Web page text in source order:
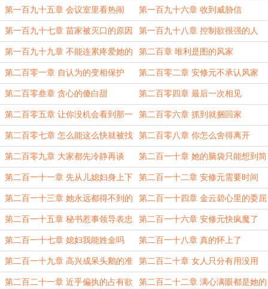
第一百九十五章 会议室里看热闹 第一百九十六章 收到威胁信
第一百九十七章 苗家被灭口的原因 第一百九十八章 控制欲很强的人
第一百九十九章 不能连累疼爱她的
人
第二百章 唯利是图的风家
第二百零一章 自认为的变相保护 第二百零二章 安修元不承认风家
第二百零叁章 贪心的傻白甜 第二百零四章 最后一次相见
第二百零五章 让你没机会看到那一
天
第二百零六章 抓到就捆回家
第二百零七章 怎么能这么快就被找
到
第二百零八章 你怎么舍得离开
第二百零九章 大家都先冷静再谈 第二百一十章 她的脑袋只能想到简
单的计划
第二百一十一章 先从儿媳妇身上下
手
第二百一十二章 安修元需要时间
第二百一十三章 她永远都得不到的
母爱
第二百一十四章 金云碧心里的委屈
和恨意
第二百一十五章 秘书惹事领导表忠
心
第二百一十六章 安修元快疯魔了
第二百一十七章 媳妇我能姓金吗 第二百一十八章 真的怀上了
第二百一十九章 高兴成呆头鹅的准
爸爸
第二百二十章 女人只分有用没用
第二百二十一章 近乎偏执的占有欲 第二百二十二章 满心满眼都是她的